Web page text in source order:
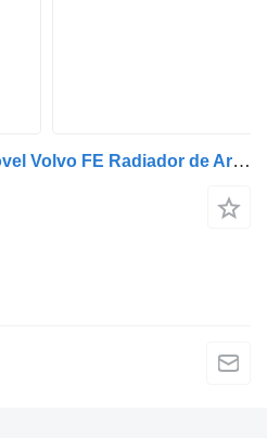
Ar condicionado automóvel Volvo FE Radiador de Ar Condicionado Volvo 7420809759 para camião Volvo